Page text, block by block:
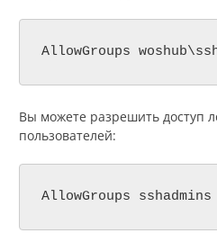
AllowGroups
Вы можете разрешить доступ
пользователей:
AllowGroups sshadmins